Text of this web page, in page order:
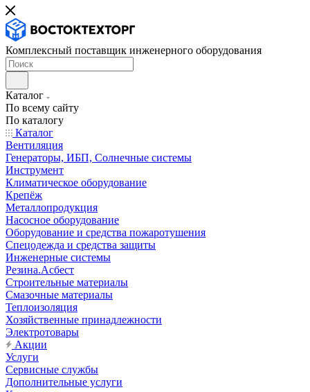
Комплексный поставщик инженерного оборудования
Каталог
По всему сайту
По каталогу
Каталог
Вентиляция
Генераторы, ИБП, Солнечные системы
Инструмент
Климатическое оборудование
Крепёж
Металлопродукция
Насосное оборудование
Оборудование и средства пожаротушения
Спецодежда и средства защиты
Инженерные системы
Резина.Асбест
Строительные материалы
Смазочные материалы
Теплоизоляция
Хозяйственные принадлежности
Электротовары
Акции
Услуги
Сервисные службы
Дополнительные услуги